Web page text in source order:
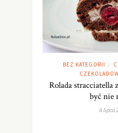
BEZ KATEGORII /
Rolada
być nie
6 lipca